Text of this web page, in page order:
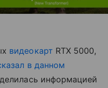
видеокарт RTX 5000,
в данном
информацией